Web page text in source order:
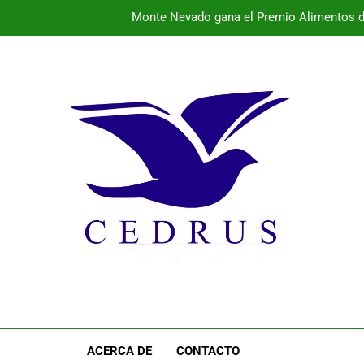
Monte Nevado gana el Premio Alimentos
Programa de la semana cultural de
Monte Nevado gana el Premio Alimentos
La provincia vibra este fin de semana con
ACERCA DE CONTACTO